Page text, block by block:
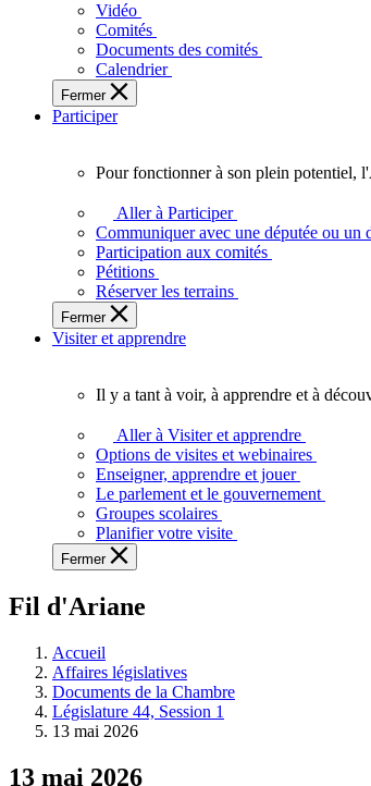
touchent
vie
des
Ontariennes
Ontariens.
Vidéo
Comités
Documents des comités
Calendrier
Fermer
Participer
fonctionner
plein
potentiel,
l'Assemblée
a
besoin
Pour fonctionner à son plein potentiel,
Aller à Participer
Communiquer avec une députée ou un
Participation aux comités
Pétitions
Réserver les terrains
Fermer
Visiter et apprendre
voir,
apprendre
et
découvrir
l'Assemblée
législative.
Il y a tant à voir, à apprendre et à
Aller à Visiter et apprendre
Options de visites et webinaires
Enseigner, apprendre et jouer
Le parlement et le gouvernement
Groupes scolaires
Planifier votre visite
Fermer
Fil d'Ariane
Accueil
Affaires législatives
Documents de la Chambre
Législature 44, Session 1
13 mai 2026
13 mai 2026